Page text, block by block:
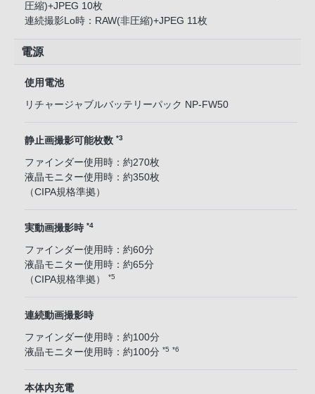
圧縮)+JPEG 10枚
連続撮影Lo時：RAW(非圧縮)+JPEG 11枚
電源
使用電池
リチャージャブルバッテリーパック NP-FW50
静止画撮影可能枚数 *3
ファインダー使用時：約270枚
液晶モニター使用時：約350枚
（CIPA規格準拠）
実動画撮影時 *4
ファインダー使用時：約60分
液晶モニター使用時：約65分
（CIPA規格準拠）
*5
連続動画撮影時
ファインダー使用時：約100分
液晶モニター使用時：約100分 *5 *6
本体内充電